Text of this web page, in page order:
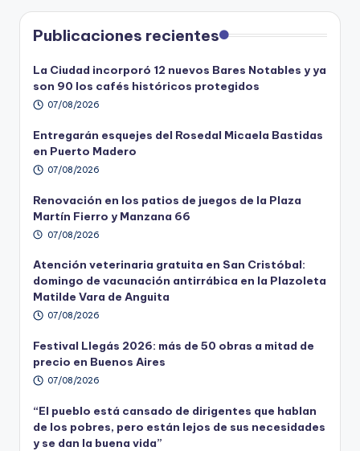
Publicaciones recientes
La Ciudad incorporó 12 nuevos Bares Notables y ya
son 90 los cafés históricos protegidos
07/08/2026
Entregarán esquejes del Rosedal Micaela Bastidas
en Puerto Madero
07/08/2026
Renovación en los patios de juegos de la Plaza
Martín Fierro y Manzana 66
07/08/2026
Atención veterinaria gratuita en San Cristóbal:
domingo de vacunación antirrábica en la Plazoleta
Matilde Vara de Anguita
07/08/2026
Festival Llegás 2026: más de 50 obras a mitad de
precio en Buenos Aires
07/08/2026
“El pueblo está cansado de dirigentes que hablan
de los pobres, pero están lejos de sus necesidades
y se dan la buena vida”